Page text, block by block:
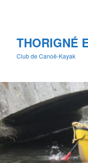
THORIGNÉ
Club de Canoë-Kayak